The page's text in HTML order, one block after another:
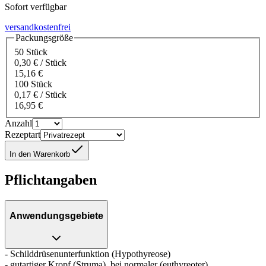
Sofort verfügbar
versandkostenfrei
Packungsgröße
50 Stück
0,30 € / Stück
15,16 €
100 Stück
0,17 € / Stück
16,95 €
Anzahl
Rezeptart
In den Warenkorb
Pflichtangaben
Anwendungsgebiete
- Schilddrüsenunterfunktion (Hypothyreose)